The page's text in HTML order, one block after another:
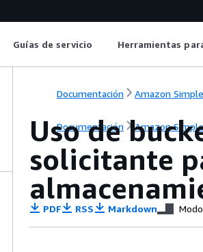
Guías de servicio Herramientas
Documentación Amazon
Documentación Amazon
Uso de
solicitante
PDF RSS Markdown